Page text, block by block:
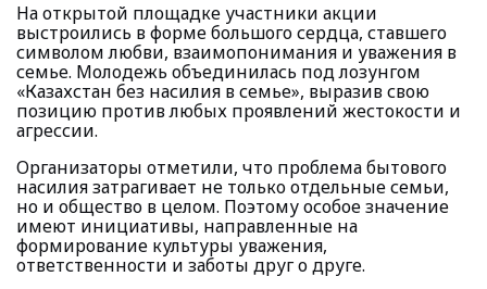
На открытой площадке участники акции
выстроились в форме большого сердца, ставшего
символом любви, взаимопонимания и уважения в
семье. Молодежь объединилась под лозунгом
«Казахстан без насилия в семье», выразив свою
позицию против любых проявлений жестокости и
агрессии.
Организаторы отметили, что проблема бытового
насилия затрагивает не только отдельные семьи,
но и общество в целом. Поэтому особое значение
имеют инициативы, направленные на
формирование культуры уважения,
ответственности и заботы друг о друге.